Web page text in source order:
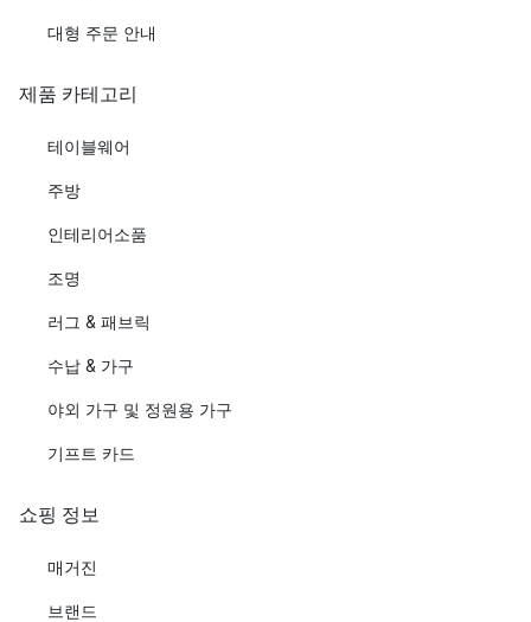
대형 주문 안내
제품 카테고리
테이블웨어
주방
인테리어소품
조명
러그 & 패브릭
수납 & 가구
야외 가구 및 정원용 가구
기프트 카드
쇼핑 정보
매거진
브랜드